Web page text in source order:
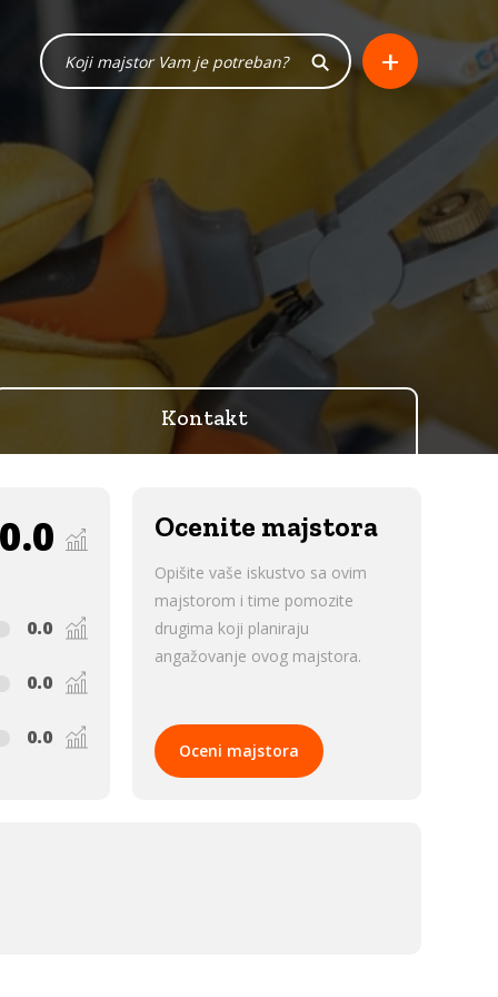
+
Kontakt
0.0
0.0
0.0
0.0
Ocenite majstora
Opišite vaše iskustvo sa ovim
majstorom i time pomozite
drugima koji planiraju
angažovanje ovog majstora.
Oceni majstora